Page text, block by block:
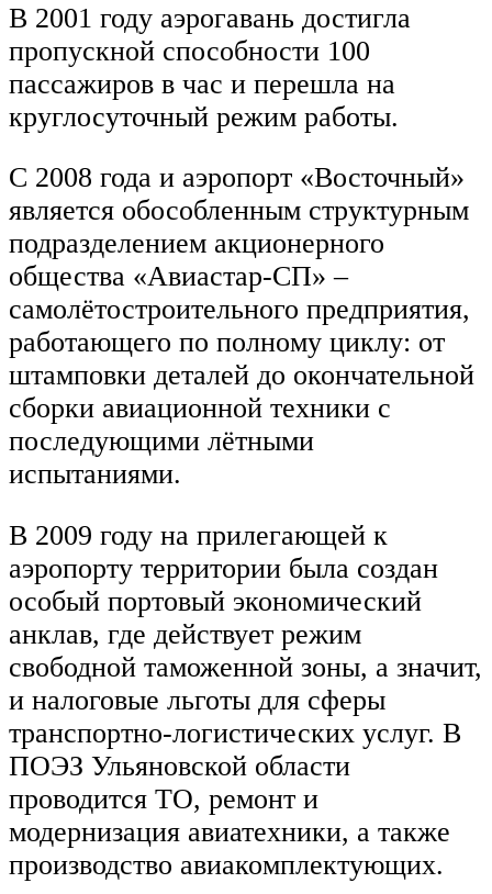
В 2001 году аэрогавань достигла
пропускной способности 100
пассажиров в час и перешла на
круглосуточный режим работы.
С 2008 года и аэропорт «Восточный»
является обособленным структурным
подразделением акционерного
общества «Авиастар-СП» –
самолётостроительного предприятия,
работающего по полному циклу: от
штамповки деталей до окончательной
сборки авиационной техники с
последующими лётными
испытаниями.
В 2009 году на прилегающей к
аэропорту территории была создан
особый портовый экономический
анклав, где действует режим
свободной таможенной зоны, а значит,
и налоговые льготы для сферы
транспортно-логистических услуг. В
ПОЭЗ Ульяновской области
проводится ТО, ремонт и
модернизация авиатехники, а также
производство авиакомплектующих.